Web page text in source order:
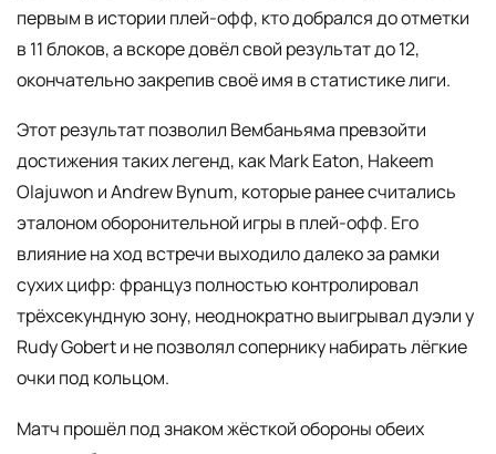
первым в истории плей-офф, кто добрался до отметки
в 11 блоков, а вскоре довёл свой результат до 12,
окончательно закрепив своё имя в статистике лиги.
Этот результат позволил Вембаньяма превзойти
достижения таких легенд, как Mark Eaton, Hakeem
Olajuwon и Andrew Bynum, которые ранее считались
эталоном оборонительной игры в плей-офф. Его
влияние на ход встречи выходило далеко за рамки
сухих цифр: француз полностью контролировал
трёхсекундную зону, неоднократно выигрывал дуэли у
Rudy Gobert и не позволял сопернику набирать лёгкие
очки под кольцом.
Матч прошёл под знаком жёсткой обороны обеих